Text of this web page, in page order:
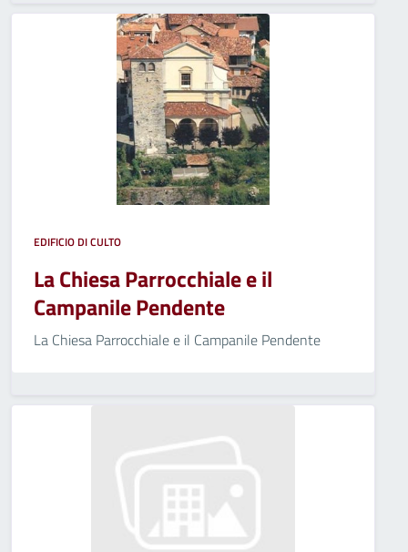
EDIFICIO DI CULTO
La Chiesa Parrocchiale e il
Campanile Pendente
La Chiesa Parrocchiale e il Campanile Pendente